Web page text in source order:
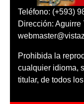
Teléfono: (+593)
Dirección: Aguirre
Prohibida la
cualquier idioma,
titular, de todos